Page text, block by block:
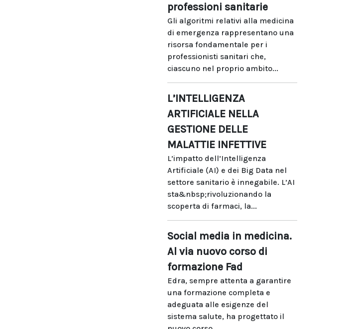
professioni sanitarie
Gli algoritmi relativi alla medicina
di emergenza rappresentano una
risorsa fondamentale per i
professionisti sanitari che,
ciascuno nel proprio ambito...
L’INTELLIGENZA
ARTIFICIALE NELLA
GESTIONE DELLE
MALATTIE INFETTIVE
L’impatto dell’Intelligenza
Artificiale (AI) e dei Big Data nel
settore sanitario è innegabile. L’AI
sta&nbsp;rivoluzionando la
scoperta di farmaci, la...
Social media in medicina.
Al via nuovo corso di
formazione Fad
Edra, sempre attenta a garantire
una formazione completa e
adeguata alle esigenze del
sistema salute, ha progettato il